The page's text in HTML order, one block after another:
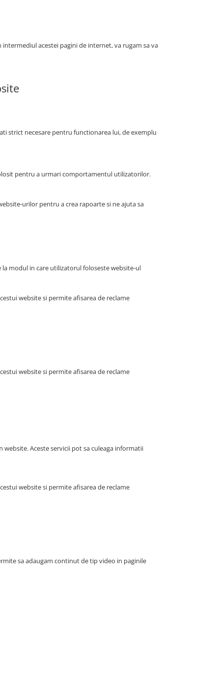
acestei pagini de internet, va rugam sa va
strict necesare pentru functionarea lui, de exemplu
pentru a urmari comportamentul utilizatorilor.
urilor pentru a crea rapoarte si ne ajuta sa
modul in care utilizatorul foloseste website-ul
website si permite afisarea de reclame
website si permite afisarea de reclame
Aceste servicii pot sa culeaga informatii
website si permite afisarea de reclame
sa adaugam continut de tip video in paginile